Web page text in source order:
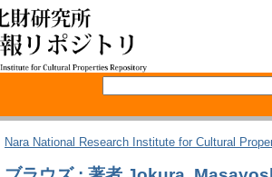
Nara National Research Institute for Cultural